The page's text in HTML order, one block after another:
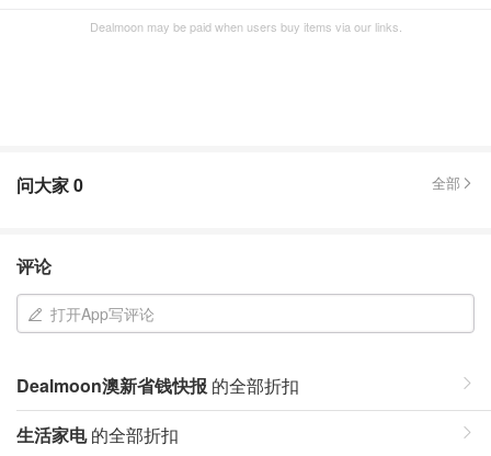
Dealmoon may be paid when users buy items via our links.
问大家0 全部
评论
打开App写评论
Dealmoon澳新省钱快报 的全部折扣
生活家电的全部折扣